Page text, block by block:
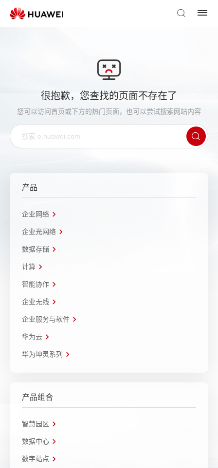
很抱歉，您查找的页面不存在了
您可以访问首页或下方的热门页面，也可以尝试搜索网站内容
产品
企业网络
企业光网络
数据存储
计算
智能协作
企业无线
企业服务与软件
华为云
华为坤灵系列
产品组合
智慧园区
数据中心
数字站点